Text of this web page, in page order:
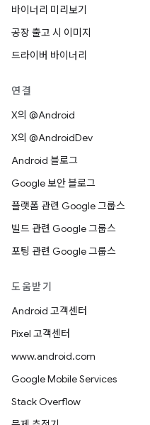
바이너리 미리보기
공장 출고 시 이미지
드라이버 바이너리
연결
X의 @Android
X의 @AndroidDev
Android 블로그
Google 보안 블로그
플랫폼 관련 Google 그룹스
빌드 관련 Google 그룹스
포팅 관련 Google 그룹스
도움받기
Android 고객센터
Pixel 고객센터
www.android.com
Google Mobile Services
Stack Overflow